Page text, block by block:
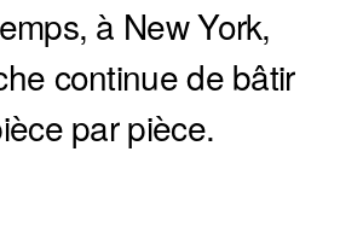
à New York,
continue de bâtir
par pièce.